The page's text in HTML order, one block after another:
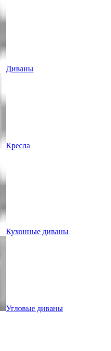
Диваны
Кресла
Кухонные диваны
Угловые диваны